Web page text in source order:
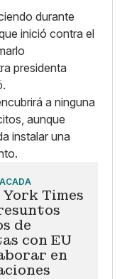
durante
inició contra el
presidenta
a ninguna
aunque
instalar una
York Times
de
con EU
en